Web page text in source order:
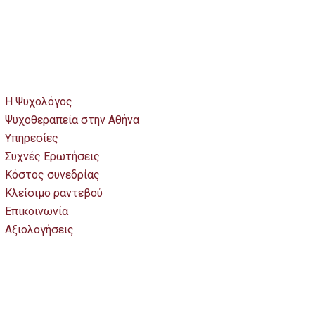
Η Ψυχολόγος
Ψυχοθεραπεία στην Αθήνα
Υπηρεσίες
Συχνές Ερωτήσεις
Κόστος συνεδρίας
Κλείσιμο ραντεβού
Επικοινωνία
Αξιολογήσεις